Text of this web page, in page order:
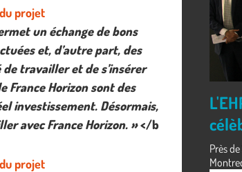
projet
un échange de bons
et, d’autre part, des
travailler et de s’insérer
France Horizon sont des
investissement. Désormais,
avec France Horizon. »</b
projet
Près